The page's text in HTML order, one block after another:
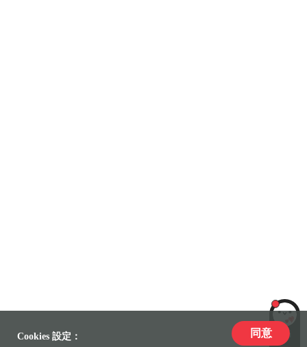
LiLi
Cookies 設定： 同意